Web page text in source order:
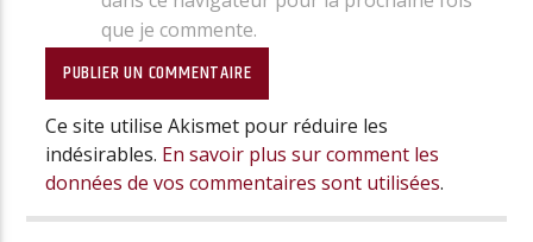
que je commente.
Ce site utilise Akismet pour réduire les
indésirables. En savoir plus sur comment les
données de vos commentaires sont utilisées.